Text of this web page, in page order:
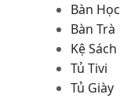
Bàn Học
Bàn Trà
Kệ Sách
Tủ Tivi
Tủ Giày